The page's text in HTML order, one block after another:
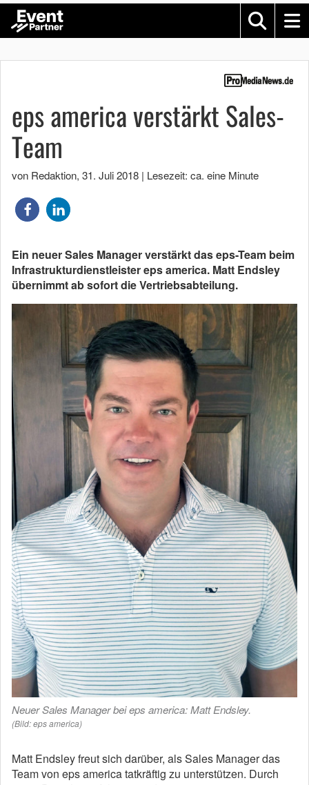
eps america verstärkt Sales-
Team
von Redaktion, 31. Juli 2018 | Lesezeit: ca. eine Minute
Ein neuer Sales Manager verstärkt das eps-Team beim
Infrastrukturdienstleister eps america. Matt Endsley
übernimmt ab sofort die Vertriebsabteilung.
Neuer Sales Manager bei eps america: Matt Endsley.
(Bild: eps america)
Matt Endsley freut sich darüber, als Sales Manager das
Team von eps america tatkräftig zu unterstützen. Durch